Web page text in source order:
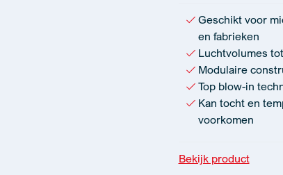
Geschikt voor
en fabrieken
Luchtvolumes
Modulaire
Top blow-in
Kan tocht en
voorkomen
Bekijk product